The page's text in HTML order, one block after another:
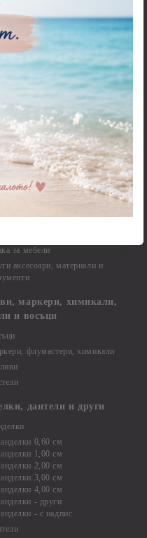
ъгли
Основи - до 6,00 см
Основи - 7,00 - 15,00 см
Основи - над 15,00 см
- Други материали
обков и аксесоари
за мебели
аксесоари, материали и
маркери, химикали,
и восъци
флумастери, химикали
дантели и други
0,60 см
1,00 см
2,00 см
3,00 см
4,00 см
- други
- с надпис